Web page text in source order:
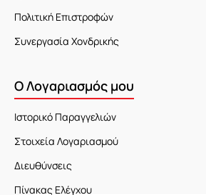
Πολιτική Επιστροφών
Συνεργασία Χονδρικής
Ο Λογαριασμός μου
Ιστορικό Παραγγελιών
Στοιχεία Λογαριασμού
Διευθύνσεις
Πίνακας Ελέγχου